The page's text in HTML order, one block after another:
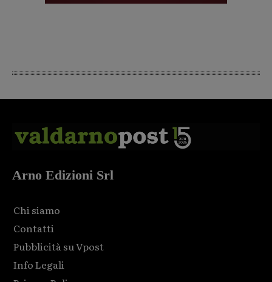
Arno Edizioni Srl
Chi siamo
Contatti
Pubblicità su Vpost
Info Legali